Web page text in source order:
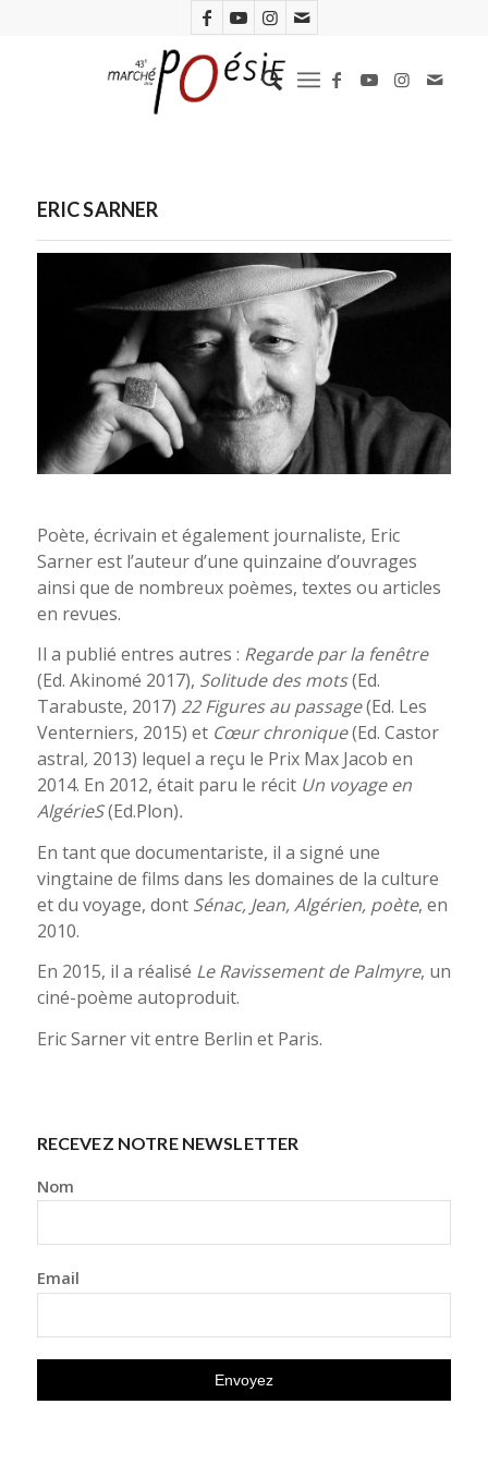
ERIC SARNER
Poète, écrivain et également journaliste, Eric
Sarner est l’auteur d’une quinzaine d’ouvrages
ainsi que de nombreux poèmes, textes ou articles
en revues.
Il a publié entres autres : Regarde par la fenêtre
(Ed. Akinomé 2017), Solitude des mots(Ed.
Tarabuste, 2017) 22 Figures au passage(Ed. Les
Venterniers, 2015) et Cœur chronique(Ed. Castor
astral, 2013) lequel a reçu le Prix Max Jacob en
2014. En 2012, était paru le récit Un voyage en
AlgérieS(Ed.Plon).
En tant que documentariste, il a signé une
vingtaine de films dans les domaines de la culture
et du voyage, dont Sénac, Jean, Algérien, poète, en
2010.
En 2015, il a réalisé Le Ravissement de Palmyre, un
ciné-poème autoproduit.
Eric Sarner vit entre Berlin et Paris.
RECEVEZ NOTRE NEWSLETTER
Nom
Email